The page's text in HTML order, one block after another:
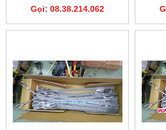
Gọi: 08.38.214.062